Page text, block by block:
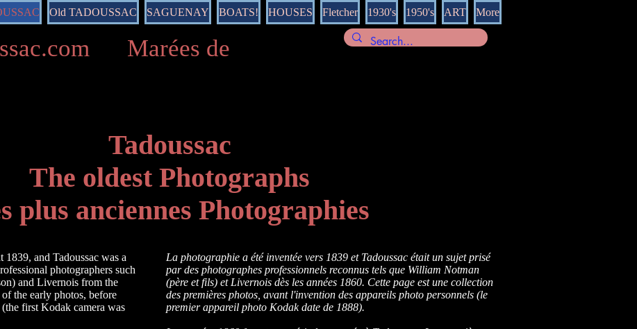
Old TADOUSSAC SAGUENAY BOATS! HOUSES Fletcher 1930's 1950's ART More
Marées de
Tadoussac
The oldest Photographs
plus anciennes Photographies
and Tadoussac was a
photographers such
and Livernois from the
the early photos, before
first Kodak camera was
La photographie a été inventée vers 1839 et Tadoussac était un sujet prisé
par des photographes professionnels reconnus tels que William Notman
(père et fils) et Livernois dès les années 1860. Cette page est une collection
des premières photos, avant l'invention des appareils photo personnels (le
premier appareil photo Kodak date de 1888).